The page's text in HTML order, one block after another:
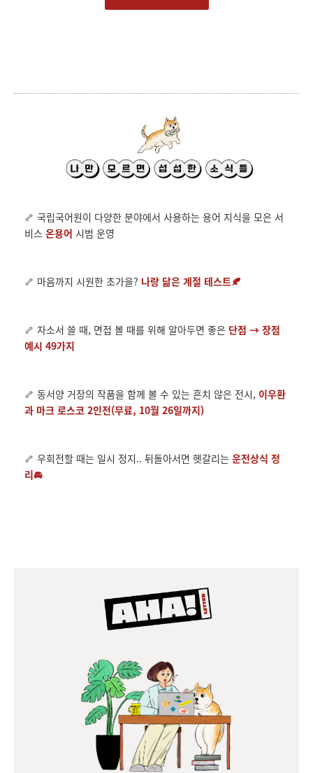
🦴 국립국어원이 다양한 분야에서 사용하는 용어 지식을 모은 서
비스 온용어 시범 운영
🦴 마음까지 시원한 초가을? 나랑 닮은 계절 테스트🍂
🦴 자소서 쓸 때, 면접 볼 때를 위해 알아두면 좋은 단점 → 장점
예시 49가지
🦴 동서양 거장의 작품을 함께 볼 수 있는 흔치 않은 전시, 이우환
과 마크 로스코 2인전(무료, 10월 26일까지)
🦴 우회전할 때는 일시 정지.. 뒤돌아서면 헷갈리는 운전상식 정
리🚘